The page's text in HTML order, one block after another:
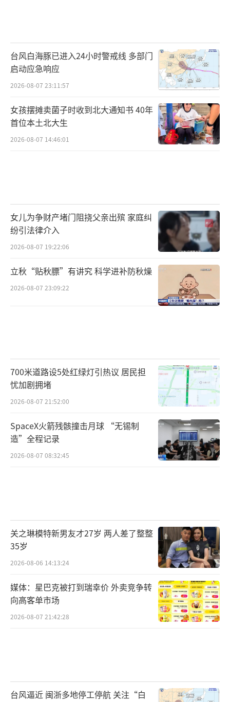
台风白海豚已进入24小时警戒线 多部门
启动应急响应
2026-08-07 23:11:57
女孩摆摊卖菌子时收到北大通知书 40年
首位本土北大生
2026-08-07 14:46:01
女儿为争财产堵门阻挠父亲出殡 家庭纠
纷引法律介入
2026-08-07 19:22:06
立秋“贴秋膘”有讲究 科学进补防秋燥
2026-08-07 23:09:22
700米道路设5处红绿灯引热议 居民担
忧加剧拥堵
2026-08-07 21:52:00
SpaceX火箭残骸撞击月球 “无锡制
造”全程记录
2026-08-07 08:32:45
关之琳模特新男友才27岁 两人差了整整
35岁
2026-08-06 14:13:24
媒体：星巴克被打到瑞幸价 外卖竞争转
向高客单市场
2026-08-07 21:42:28
台风逼近 闽浙多地停工停航 关注“白